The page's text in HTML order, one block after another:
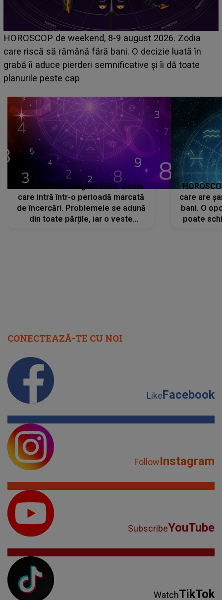
Emanuel a ținut ACEST DETALIU ASCUNS până
acum! În fața Alexandrei, concurentul din Casa Iubirii
face o MĂRTURISIRE NEAȘTEPTATĂ despre mama
sa: "I-am spus și ei în față, eu nu te iubesc pentru
HOROSCOP 7 august 2026. Zodia
care intră într-o perioadă marcată
de încercări. Problemele se adună
din toate părțile, iar o veste
care are
bani. O
poate
CONECTEAZĂ-TE CU NOI
LikeFacebook
FollowInstagram
SubscribeYouTube
WatchTikTok